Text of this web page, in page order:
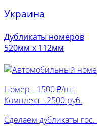
Украина
Дубликаты номеров
520мм х 112мм
Номер - 1500 ₽/шт
Комплект - 2500 руб.
Сделаем дубликаты